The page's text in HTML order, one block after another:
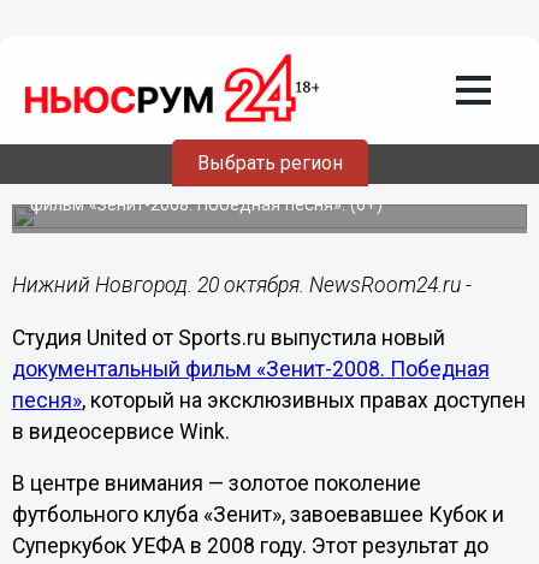
Выбрать регион
Sports.ru и видеосервис Wink
возвращают на экраны лучший год
российского футбола
Студия United от Sports.ru выпустила документальный
фильм «Зенит-2008. Победная песня». (6+)
Нижний Новгород. 20 октября. NewsRoom24.ru -
Студия United от Sports.ru выпустила новый
документальный фильм «Зенит-2008. Победная
песня», который на эксклюзивных правах доступен
в видеосервисе Wink.
В центре внимания — золотое поколение
футбольного клуба «Зенит», завоевавшее Кубок и
Суперкубок УЕФА в 2008 году. Этот результат до